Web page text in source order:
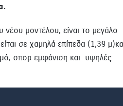
νέου μοντέλου, είναι το μεγάλο
σε χαμηλά επίπεδα (1,39
σπορ εμφάνιση και υψηλές